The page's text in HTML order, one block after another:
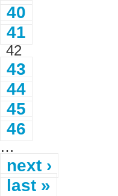
40
41
42
43
44
45
46
…
next ›
last »